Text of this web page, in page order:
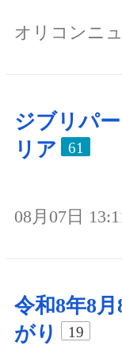
オリコンニ
ジブリパ
リア
61
08月07日
令和8年8
がり
19